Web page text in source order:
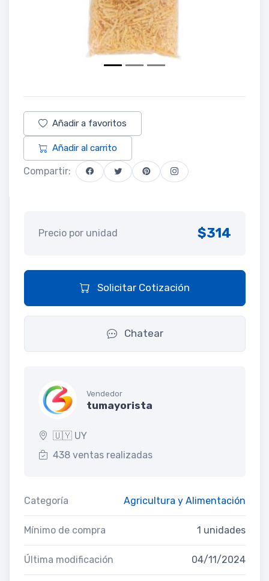
Añadir a favoritos
Añadir al carrito
Compartir:
Precio por unidad $314
Solicitar Cotización
Chatear
Vendedor
tumayorista
🇺🇾 UY
438 ventas realizadas
Categoría Agricultura y Alimentación
Mínimo de compra 1 unidades
Última modificación 04/11/2024